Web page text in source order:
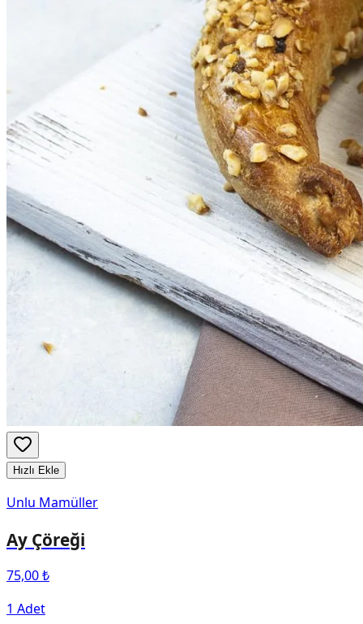
Hızlı Ekle
Unlu Mamüller
Ay Çöreği
75,00 ₺
1 Adet